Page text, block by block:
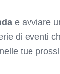
e avviare
di eventi
tue